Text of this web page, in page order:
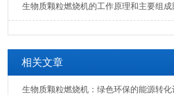
生物质颗粒燃烧机的工作原理和主要组成
相关文章
生物质颗粒燃烧机：绿色环保的能源转化